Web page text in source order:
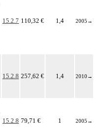
15.2.7 110,32 € 1,4 2005 →
15.2.8 257,62 € 1,4 2010 →
15.2.8 79,71 € 1 2005 →